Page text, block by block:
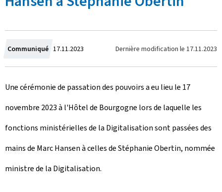
Communiqué C
r
é
e
l
e
17.11.2023 Dernière modification le 17.11.2023
Une cérémonie de passation des pouvoirs a eu lieu le 17
novembre 2023 à l'Hôtel de Bourgogne lors de laquelle les
fonctions ministérielles de la Digitalisation sont passées des
mains de Marc Hansen à celles de Stéphanie Obertin, nommée
ministre de la Digitalisation.